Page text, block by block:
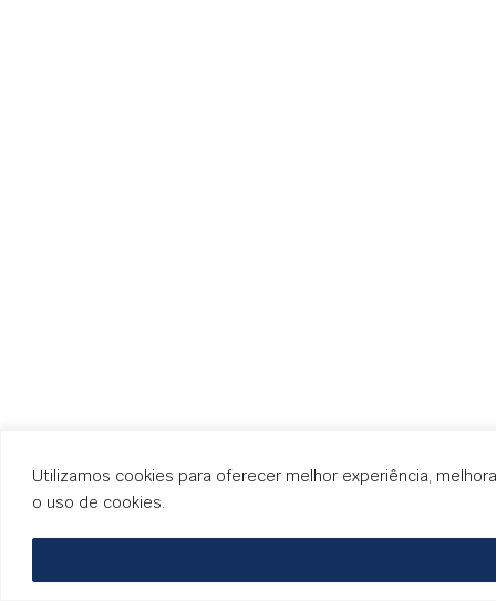
Utilizamos cookies para oferecer melhor experiência,
o uso de cookies.